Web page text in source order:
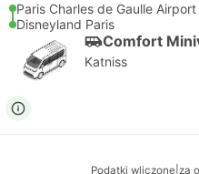
Paris Charles de Gaulle Airport
Disneyland Paris
Comfort
Katniss
Podatki wliczone za